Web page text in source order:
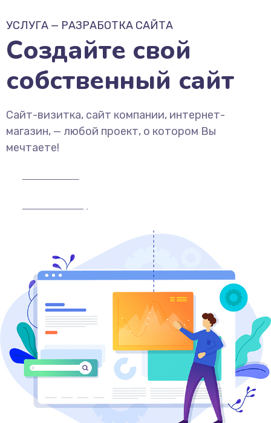
УСЛУГА — РАЗРАБОТКА САЙТА
Создайте свой
собственный сайт
Сайт-визитка, сайт компании, интернет-
магазин, — любой проект, о котором Вы
мечтаете!